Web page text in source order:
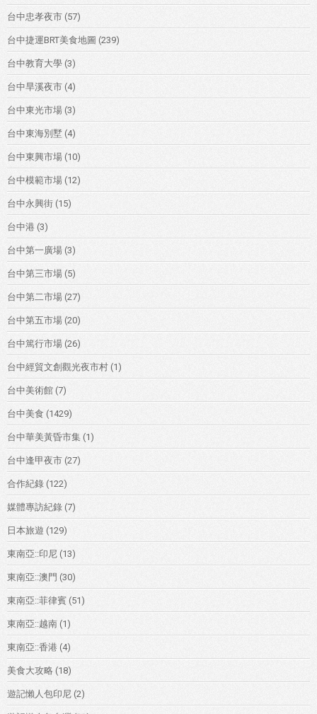
台中忠孝夜市 (57)
台中捷運BRT美食地圖 (239)
台中教育大學 (3)
台中旱溪夜市 (4)
台中東光市場 (3)
台中東海別墅 (4)
台中東興市場 (10)
台中模範市場 (12)
台中永興街 (15)
台中港 (3)
台中第一廣場 (3)
台中第三市場 (5)
台中第二市場 (27)
台中第五市場 (20)
台中篤行市場 (26)
台中經貿文創觀光夜市村 (1)
台中美術館 (7)
台中美食 (1429)
台中華美黃昏市集 (1)
台中逢甲夜市 (27)
合作紀錄 (122)
媒體專訪紀錄 (7)
日本旅遊 (129)
東南亞::印尼 (13)
東南亞::澳門 (30)
東南亞::菲律賓 (51)
東南亞::越南 (1)
東南亞::香港 (4)
美食大攻略 (18)
遊記懶人包印尼 (2)